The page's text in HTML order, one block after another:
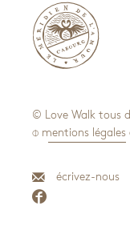

© Love Walk tous
⌽ mentions légales
écrivez-nous